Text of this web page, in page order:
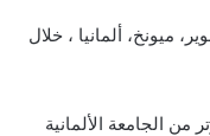
ميونخ، ألمانيا ، خلال
الجامعة الألمانية